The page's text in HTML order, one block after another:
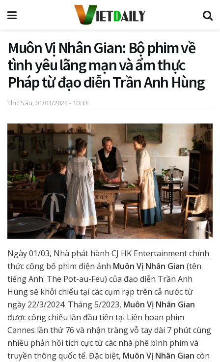
Muôn Vị Nhân Gian: Bộ phim về
tình yêu lãng mạn và ẩm thực
Pháp từ đạo diễn Trần Anh Hùng
Thứ Sáu, 01/03/2024 - 10:33
Ngày 01/03, Nhà phát hành CJ HK Entertainment chính
thức công bố phim điện ảnh Muôn Vị Nhân Gian (tên
tiếng Anh: The Pot-au-Feu) của đạo diễn Trần Anh
Hùng sẽ khởi chiếu tại các cụm rạp trên cả nước từ
ngày 22/3/2024. Tháng 5/2023, Muôn Vị Nhân Gian
được công chiếu lần đầu tiên tại Liên hoan phim
Cannes lần thứ 76 và nhận tràng vỗ tay dài 7 phút cùng
nhiều phản hồi tích cực từ các nhà phê bình phim và
truyền thông quốc tế. Đặc biệt, Muôn Vị Nhân Gian còn